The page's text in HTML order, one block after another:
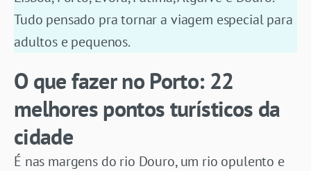
Tudo pensado pra tornar a viagem especial para
adultos e pequenos.
O que fazer no Porto: 22
melhores pontos turísticos da
cidade
É nas margens do rio Douro, um rio opulento e